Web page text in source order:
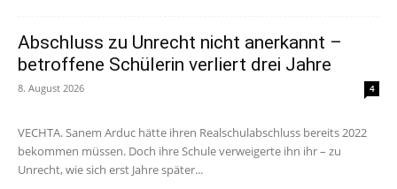
Abschluss zu Unrecht nicht anerkannt –
betroffene Schülerin verliert drei Jahre
8. August 2026 4
VECHTA. Sanem Arduc hätte ihren Realschulabschluss bereits 2022
bekommen müssen. Doch ihre Schule verweigerte ihn ihr – zu
Unrecht, wie sich erst Jahre später...